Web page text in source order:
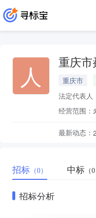
人 重庆市
重庆市
法定代表人
经营范围：
最新动态：
招标 （0） 中标 （0
招标分析